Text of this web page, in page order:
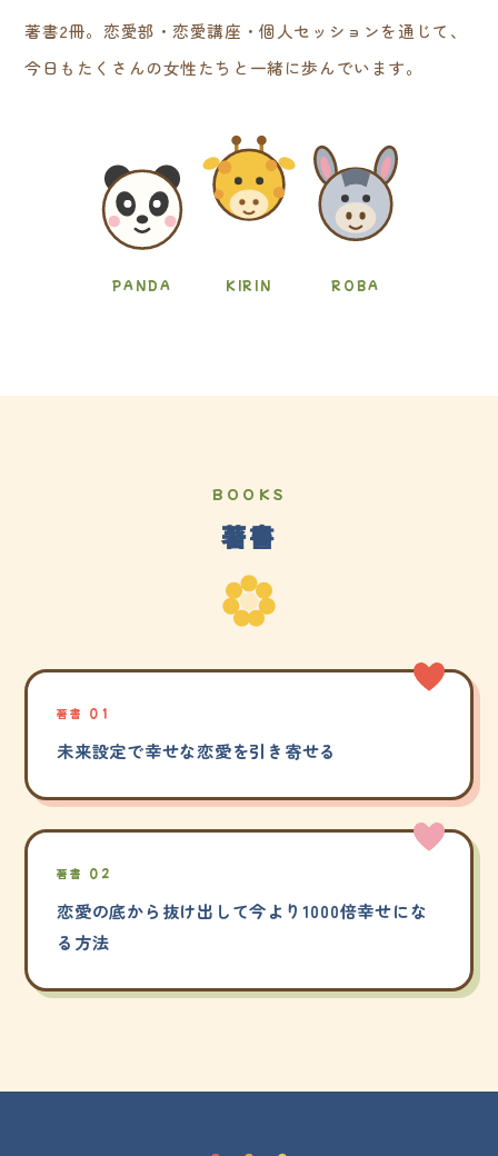
著書2冊。恋愛部・恋愛講座・個人セッションを通じて、
今日もたくさんの女性たちと一緒に歩んでいます。
PANDA KIRIN ROBA
BOOKS
著書
著書 01
未来設定で幸せな恋愛を引き寄せる
著書 02
恋愛の底から抜け出して今より1000倍幸せにな
る方法